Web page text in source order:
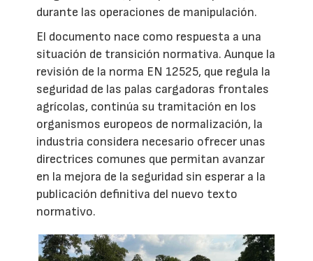
durante las operaciones de manipulación.
El documento nace como respuesta a una
situación de transición normativa. Aunque la
revisión de la norma EN 12525, que regula la
seguridad de las palas cargadoras frontales
agrícolas, continúa su tramitación en los
organismos europeos de normalización, la
industria considera necesario ofrecer unas
directrices comunes que permitan avanzar
en la mejora de la seguridad sin esperar a la
publicación definitiva del nuevo texto
normativo.